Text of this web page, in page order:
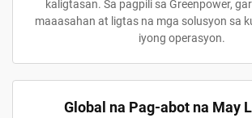
kaligtasan. Sa pagpili sa Greenpower,
maaasahan at ligtas na mga solusyon sa
iyong operasyon.
Global na Pag-abot na May